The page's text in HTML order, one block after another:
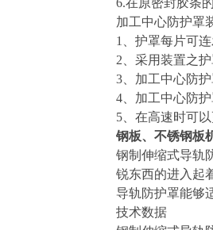
6.在原密封胶条
加工中心防护罩
1
、护罩每片可
2 、采用装置之
3 、加工中心防
4 、加工中心防
5 、在高速时可
钢板、不锈钢板
钢制伸缩式导轨
锐东西的进入起
导轨防护罩能够
技术数据